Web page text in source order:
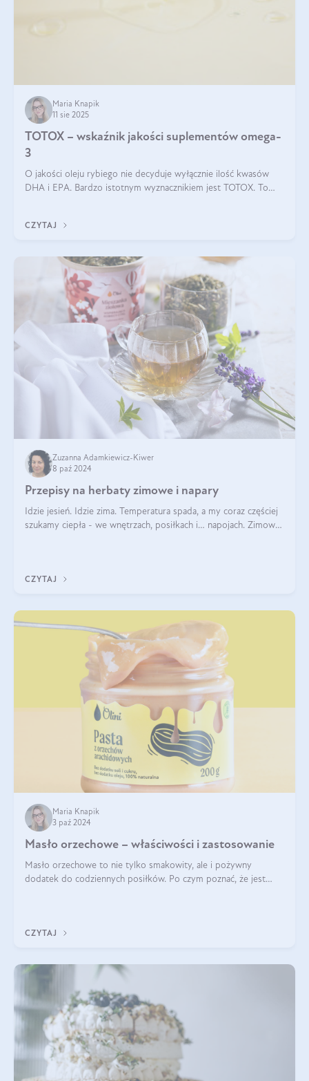
Maria Knapik
11 sie 2025
TOTOX – wskaźnik jakości suplementów omega-
3
O jakości oleju rybiego nie decyduje wyłącznie ilość kwasów
DHA i EPA. Bardzo istotnym wyznacznikiem jest TOTOX. To
CZYTAJ
Zuzanna Adamkiewicz-Kiwer
8 paź 2024
Przepisy na herbaty zimowe i napary
Idzie jesień. Idzie zima. Temperatura spada, a my coraz częściej
szukamy ciepła - we wnętrzach, posiłkach i… napojach. Zimowe
CZYTAJ
Maria Knapik
3 paź 2024
Masło orzechowe – właściwości i zastosowanie
Masło orzechowe to nie tylko smakowity, ale i pożywny
dodatek do codziennych posiłków. Po czym poznać, że jest
CZYTAJ